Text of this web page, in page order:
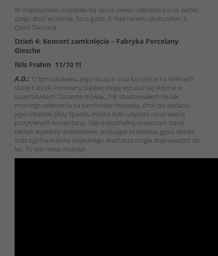
W międzyczasie rozpętała się spora ulewa i zabrakło już sił, wobec
czego dość wcześnie, bo o godz. 3. Nad ranem, skończyłem 3.
Dzień Taurona.
Dzień 4: Koncert zamknięcia – Fabryka Porcelany
Giesche
Nils Frahm 11/10 !!!
A.D.: O tym człowieku, jego muzyce oraz koncercie na terenach
starej Fabryki Porcelany Śląskiej mogę wyrażać się jedynie w
superlatywach. Szczerze mówiąc, nie spodziewałem się tak
mocnego uderzenia na sam koniec festiwalu, choć po wydaniu
jego ostatniej płyty Spaces, można było usłyszeć coraz więcej
pozytywnych komentarzy. Gdy industrialną przestrzeń starej
fabryki wypełniły ambientowe, pulsujące brzmienia, gęsia skórka
oraz ogólna euforia niejednego słuchacza mogła doprowadzić do
łez. To jest nowa muzyka!